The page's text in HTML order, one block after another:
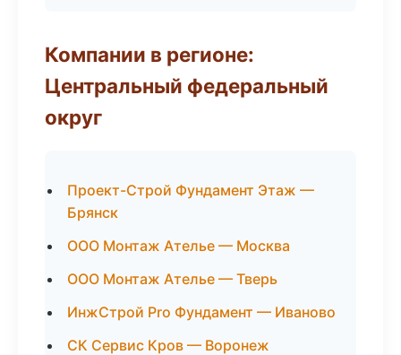
Компании в регионе:
Центральный федеральный
округ
Проект-Строй Фундамент Этаж —
Брянск
ООО Монтаж Ателье — Москва
ООО Монтаж Ателье — Тверь
ИнжСтрой Pro Фундамент — Иваново
СК Сервис Кров — Воронеж